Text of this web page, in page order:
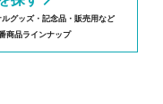
グッズ・記念品・販売用など
商品ラインナップ